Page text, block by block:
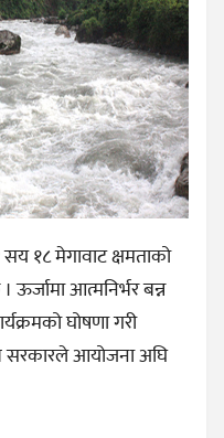
१८ मेगावाट क्षमताको
आत्मनिर्भर बन्न
घोषणा गरी
सरकारले आयोजना अघि